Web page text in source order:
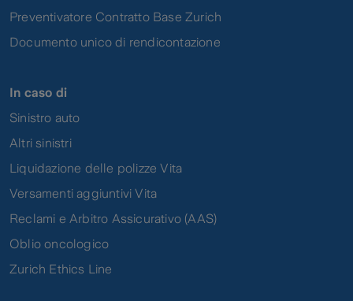
Preventivatore Contratto Base Zurich
Documento unico di rendicontazione
In caso di
Sinistro auto
Altri sinistri
Liquidazione delle polizze Vita
Versamenti aggiuntivi Vita
Reclami e Arbitro Assicurativo (AAS)
Oblio oncologico
Zurich Ethics Line